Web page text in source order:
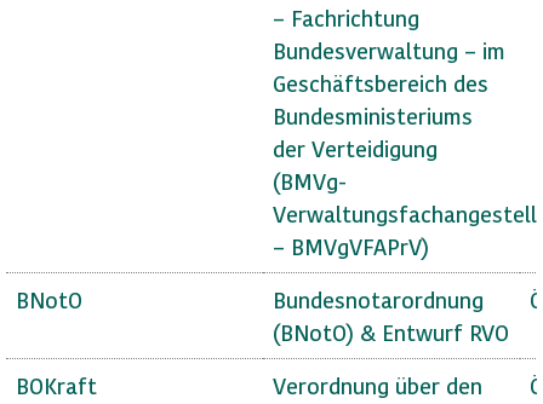
– Fachrichtung
Bundesverwaltung – im
Geschäftsbereich des
Bundesministeriums
der Verteidigung
(BMVg-
– BMVgVFAPrV)
BNotO
Bundesnotarordnung
(BNotO) & Entwurf RVO
BOKraft
Verordnung über den